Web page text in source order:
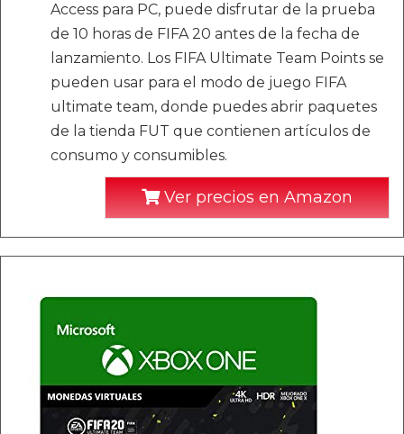
Access para PC, puede disfrutar de la prueba
de 10 horas de FIFA 20 antes de la fecha de
lanzamiento. Los FIFA Ultimate Team Points se
pueden usar para el modo de juego FIFA
ultimate team, donde puedes abrir paquetes
de la tienda FUT que contienen artículos de
consumo y consumibles.
Ver precios en Amazon